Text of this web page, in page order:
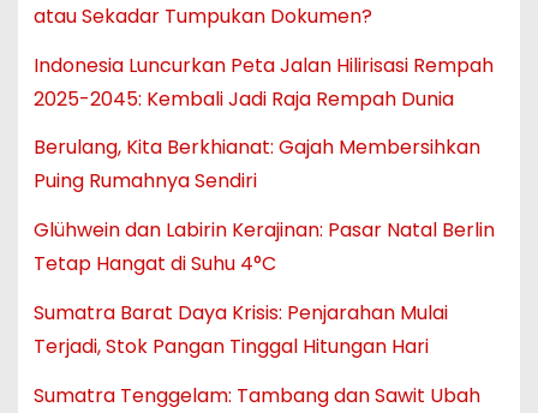
atau Sekadar Tumpukan Dokumen?
Indonesia Luncurkan Peta Jalan Hilirisasi Rempah
2025-2045: Kembali Jadi Raja Rempah Dunia
Berulang, Kita Berkhianat: Gajah Membersihkan
Puing Rumahnya Sendiri
Glühwein dan Labirin Kerajinan: Pasar Natal Berlin
Tetap Hangat di Suhu 4°C
Sumatra Barat Daya Krisis: Penjarahan Mulai
Terjadi, Stok Pangan Tinggal Hitungan Hari
Sumatra Tenggelam: Tambang dan Sawit Ubah